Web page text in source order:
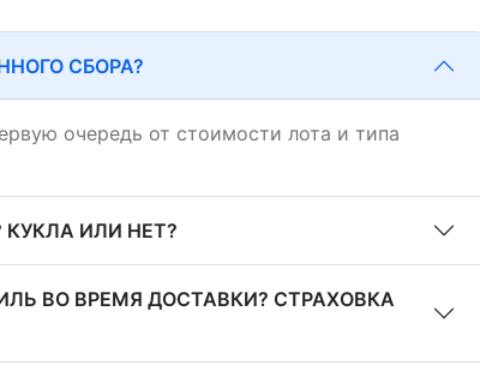
СБОРА?
очередь от стоимости лота и типа
ИЛИ НЕТ?
ВО ВРЕМЯ ДОСТАВКИ? СТРАХОВКА